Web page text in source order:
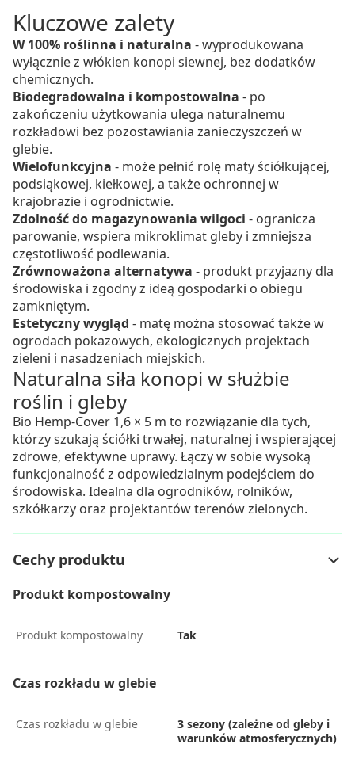
Kluczowe zalety
W 100% roślinna i naturalna - wyprodukowana
wyłącznie z włókien konopi siewnej, bez dodatków
chemicznych.
Biodegradowalna i kompostowalna - po
zakończeniu użytkowania ulega naturalnemu
rozkładowi bez pozostawiania zanieczyszczeń w
glebie.
Wielofunkcyjna - może pełnić rolę maty ściółkującej,
podsiąkowej, kiełkowej, a także ochronnej w
krajobrazie i ogrodnictwie.
Zdolność do magazynowania wilgoci - ogranicza
parowanie, wspiera mikroklimat gleby i zmniejsza
częstotliwość podlewania.
Zrównoważona alternatywa - produkt przyjazny dla
środowiska i zgodny z ideą gospodarki o obiegu
zamkniętym.
Estetyczny wygląd - matę można stosować także w
ogrodach pokazowych, ekologicznych projektach
zieleni i nasadzeniach miejskich.
Naturalna siła konopi w służbie
roślin i gleby
Bio Hemp-Cover 1,6 × 5 m to rozwiązanie dla tych,
którzy szukają ściółki trwałej, naturalnej i wspierającej
zdrowe, efektywne uprawy. Łączy w sobie wysoką
funkcjonalność z odpowiedzialnym podejściem do
środowiska. Idealna dla ogrodników, rolników,
szkółkarzy oraz projektantów terenów zielonych.
Cechy produktu
Produkt kompostowalny
Produkt kompostowalny Tak
Czas rozkładu w glebie
Czas rozkładu w glebie
3 sezony (zależne od gleby i
warunków atmosferycznych)